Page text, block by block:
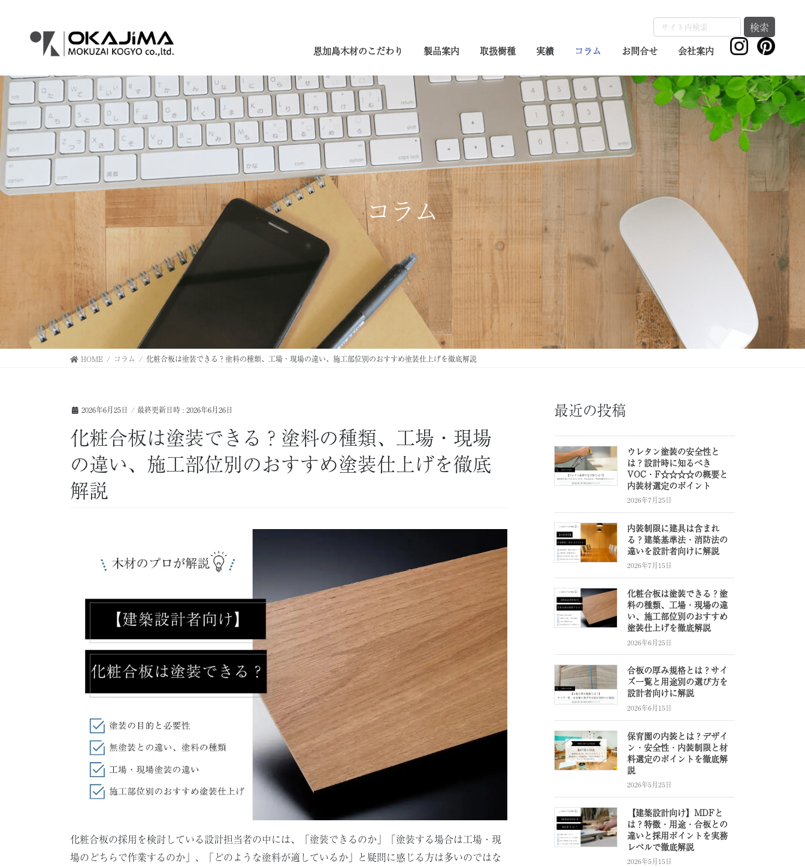
へ
ス
キ
ッ
プ
ョ
ン
に
移
動
恩加島木材のこだわり 製品案内 取扱樹種 実績 コラム お問合せ 会社案内
検索
コラム
HOME コラム 化粧合板は塗装できる？塗料の種類、工場・現場の違い、施工部位別のおすすめ塗装仕上げを徹底解説
2026年6月25日 / 最終更新日時 : 2026年6月26日
化粧合板は塗装できる？塗料の種類、工場・現場
の違い、施工部位別のおすすめ塗装仕上げを徹底
解説
化粧合板の採用を検討している設計担当者の中には、「塗装できるのか」「塗装する場合は工場・現
場のどちらで作業するのか」、「どのような塗料が適しているか」と疑問に感じる方は多いのではな
最近の投稿
ウレタン塗装の安全性と
は？設計時に知るべき
VOC・F☆☆☆☆の概要と
内装材選定のポイント
2026年7月25日
内装制限に建具は含まれ
る？建築基準法・消防法の
違いを設計者向けに解説
2026年7月15日
化粧合板は塗装できる？塗
料の種類、工場・現場の違
い、施工部位別のおすすめ
塗装仕上げを徹底解説
2026年6月25日
合板の厚み規格とは？サイ
ズ一覧と用途別の選び方を
設計者向けに解説
2026年6月15日
保育園の内装とは？デザイ
ン・安全性・内装制限と材
料選定のポイントを徹底解
説
2026年5月25日
【建築設計向け】MDFと
は？特徴・用途・合板との
違いと採用ポイントを実務
レベルで徹底解説
2026年5月15日